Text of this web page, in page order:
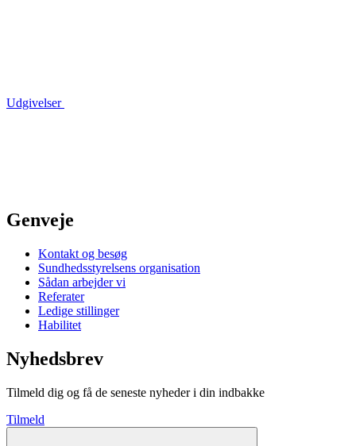
Udgivelser
Genveje
Kontakt og besøg
Sundhedsstyrelsens organisation
Sådan arbejder vi
Referater
Ledige stillinger
Habilitet
Nyhedsbrev
Tilmeld dig og få de seneste nyheder i din indbakke
Tilmeld